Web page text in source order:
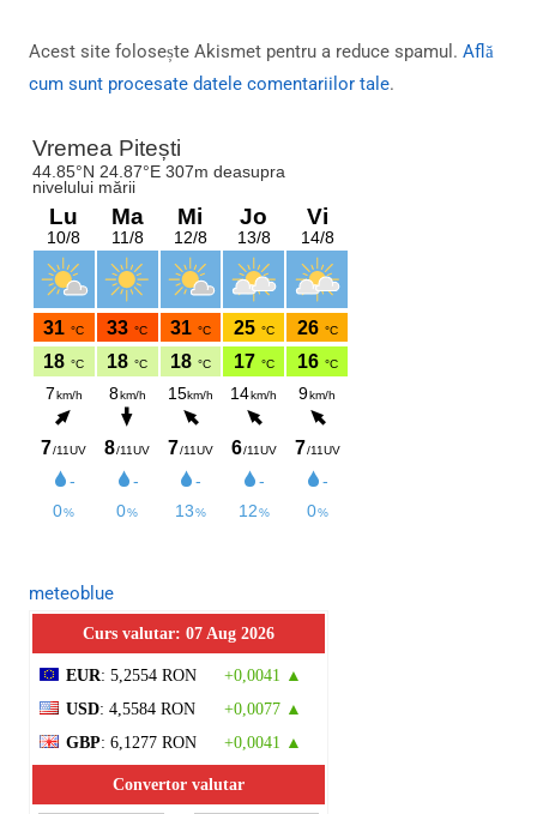
Acest site folosește Akismet pentru a reduce spamul. Află
cum sunt procesate datele comentariilor tale.
meteoblue
Curs valutar: 07 Aug 2026
EUR: 5,2554 RON
+0,0041 ▲
USD: 4,5584 RON
+0,0077 ▲
GBP: 6,1277 RON +0,0041 ▲
Convertor valutar